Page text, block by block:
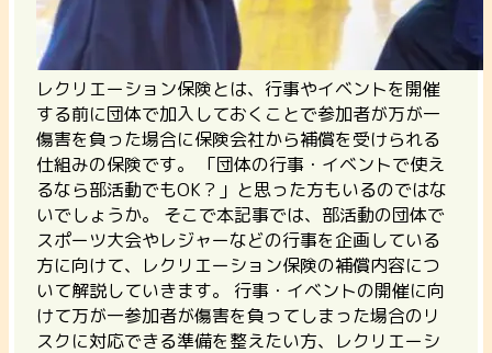
レクリエーション保険とは、行事やイベントを開催
する前に団体で加入しておくことで参加者が万が一
傷害を負った場合に保険会社から補償を受けられる
仕組みの保険です。 「団体の行事・イベントで使え
るなら部活動でもOK？」と思った方もいるのではな
いでしょうか。 そこで本記事では、部活動の団体で
スポーツ大会やレジャーなどの行事を企画している
方に向けて、レクリエーション保険の補償内容につ
いて解説していきます。 行事・イベントの開催に向
けて万が一参加者が傷害を負ってしまった場合のリ
スクに対応できる準備を整えたい方、レクリエーシ